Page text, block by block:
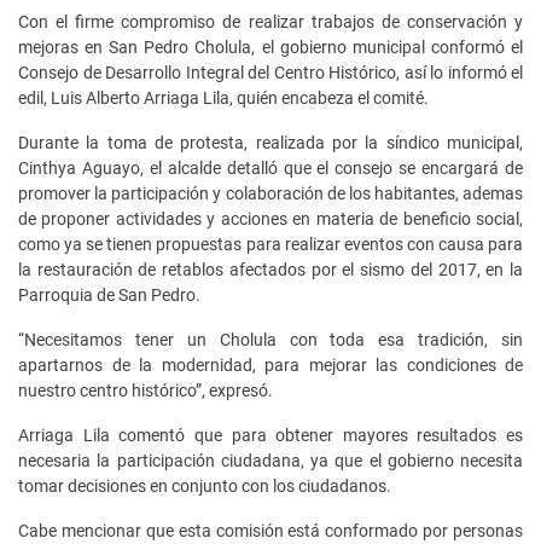
Con el firme compromiso de realizar trabajos de conservación y
mejoras en San Pedro Cholula, el gobierno municipal conformó el
Consejo de Desarrollo Integral del Centro Histórico, así lo informó el
edil, Luis Alberto Arriaga Lila, quién encabeza el comité.
Durante la toma de protesta, realizada por la síndico municipal,
Cinthya Aguayo, el alcalde detalló que el consejo se encargará de
promover la participación y colaboración de los habitantes, ademas
de proponer actividades y acciones en materia de beneficio social,
como ya se tienen propuestas para realizar eventos con causa para
la restauración de retablos afectados por el sismo del 2017, en la
Parroquia de San Pedro.
“Necesitamos tener un Cholula con toda esa tradición, sin
apartarnos de la modernidad, para mejorar las condiciones de
nuestro centro histórico”, expresó.
Arriaga Lila comentó que para obtener mayores resultados es
necesaria la participación ciudadana, ya que el gobierno necesita
tomar decisiones en conjunto con los ciudadanos.
Cabe mencionar que esta comisión está conformado por personas